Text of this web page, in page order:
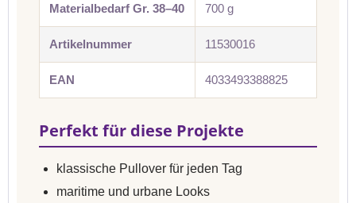
Materialbedarf Gr. 38–40 700 g
Artikelnummer 11530016
EAN 4033493388825
Perfekt für diese Projekte
klassische Pullover für jeden Tag
maritime und urbane Looks